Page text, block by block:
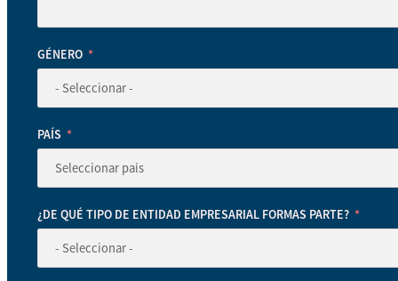
GÉNERO
PAÍS
¿DE QUÉ TIPO DE ENTIDAD EMPRESARIAL FORMAS PARTE?